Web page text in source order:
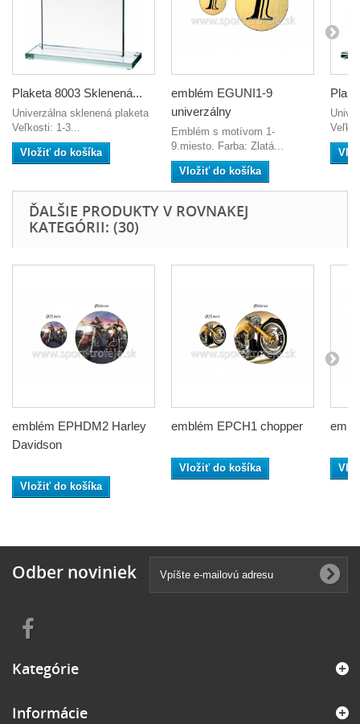
Plaketa 8003 Sklenená...
Univerzálna sklenená plaketa
Veľkosti: 1-3...
Vložiť do košíka
emblém EGUNI1-9
univerzálny
Emblém s motívom 1-
9.miesto. Farba: Zlatá...
Vložiť do košíka
ĎALŠIE PRODUKTY V ROVNAKEJ
KATEGÓRII: (30)
emblém EPHDM2 Harley
Davidson
Vložiť do košíka
emblém EPCH1 chopper
Vložiť do košíka
Odber noviniek
Kategórie
Informácie